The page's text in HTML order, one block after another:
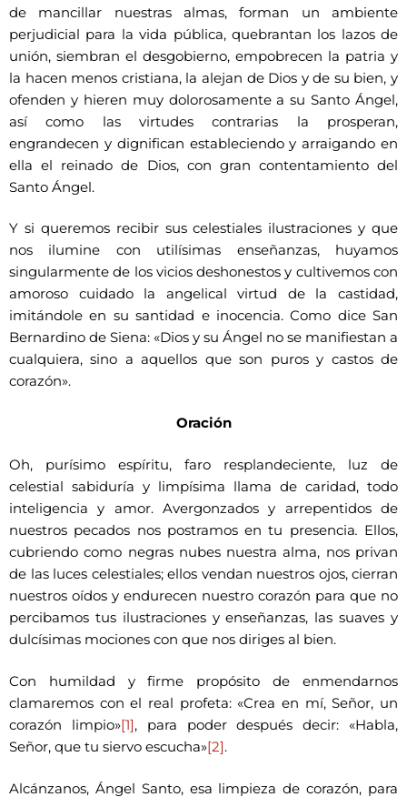
de mancillar nuestras almas, forman un ambiente
perjudicial para la vida pública, quebrantan los lazos de
unión, siembran el desgobierno, empobrecen la patria y
la hacen menos cristiana, la alejan de Dios y de su bien, y
ofenden y hieren muy dolorosamente a su Santo Ángel,
así como las virtudes contrarias la prosperan,
engrandecen y dignifican estableciendo y arraigando en
ella el reinado de Dios, con gran contentamiento del
Santo Ángel.
Y si queremos recibir sus celestiales ilustraciones y que
nos ilumine con utilísimas enseñanzas, huyamos
singularmente de los vicios deshonestos y cultivemos con
amoroso cuidado la angelical virtud de la castidad,
imitándole en su santidad e inocencia. Como dice San
Bernardino de Siena: «Dios y su Ángel no se manifiestan a
cualquiera, sino a aquellos que son puros y castos de
corazón».
Oración
Oh, purísimo espíritu, faro resplandeciente, luz de
celestial sabiduría y limpísima llama de caridad, todo
inteligencia y amor. Avergonzados y arrepentidos de
nuestros pecados nos postramos en tu presencia. Ellos,
cubriendo como negras nubes nuestra alma, nos privan
de las luces celestiales; ellos vendan nuestros ojos, cierran
nuestros oídos y endurecen nuestro corazón para que no
percibamos tus ilustraciones y enseñanzas, las suaves y
dulcísimas mociones con que nos diriges al bien.
Con humildad y firme propósito de enmendarnos
clamaremos con el real profeta: «Crea en mí, Señor, un
corazón limpio»[1], para poder después decir: «Habla,
Señor, que tu siervo escucha»[2].
Alcánzanos, Ángel Santo, esa limpieza de corazón, para